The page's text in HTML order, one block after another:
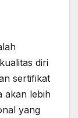
diri
sertifikat
akan lebih
yang